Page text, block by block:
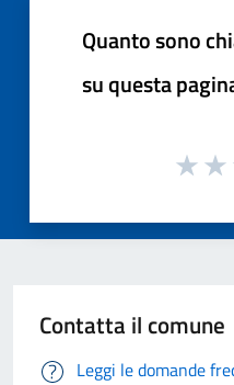
Quanto sono
su questa
Contatta il comune
Leggi le domande